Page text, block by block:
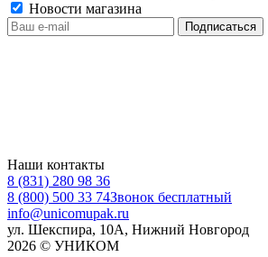
Новости магазина
Наши контакты
8 (831) 280 98 36
8 (800) 500 33 74Звонок бесплатный
info@unicomupak.ru
ул. Шекспира, 10А, Нижний Новгород
2026 © УНИКОМ